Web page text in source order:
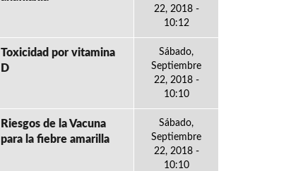
22, 2018 -
10:12
Toxicidad por vitamina
D
Sábado,
Septiembre
22, 2018 -
10:10
Riesgos de la Vacuna
para la fiebre amarilla
Sábado,
Septiembre
22, 2018 -
10:10